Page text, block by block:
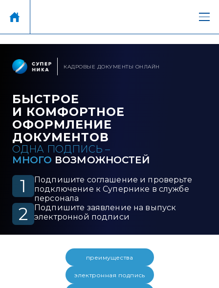
КАДРОВЫЕ ДОКУМЕНТЫ ОНЛАЙН
БЫСТРОЕ
И КОМФОРТНОЕ
ОФОРМЛЕНИЕ
ДОКУМЕНТОВ
ОДНА ПОДПИСЬ –
МНОГО ВОЗМОЖНОСТЕЙ
1
Подпишите соглашение и проверьте
подключение к Супернике в службе
персонала
2
Подпишите заявление на выпуск
электронной подписи
преимущества
электронная подпись